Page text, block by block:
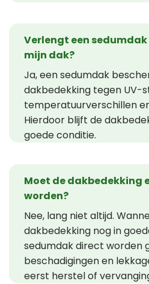
Verlengt een
mijn dak?
Ja, een sedumdak
dakbedekking tegen UV-
temperatuurverschillen
Hierdoor blijft de
goede conditie.
Moet de dakbedekking
worden?
Nee, lang niet altijd.
dakbedekking nog in
sedumdak direct worden
beschadigingen en
eerst herstel of